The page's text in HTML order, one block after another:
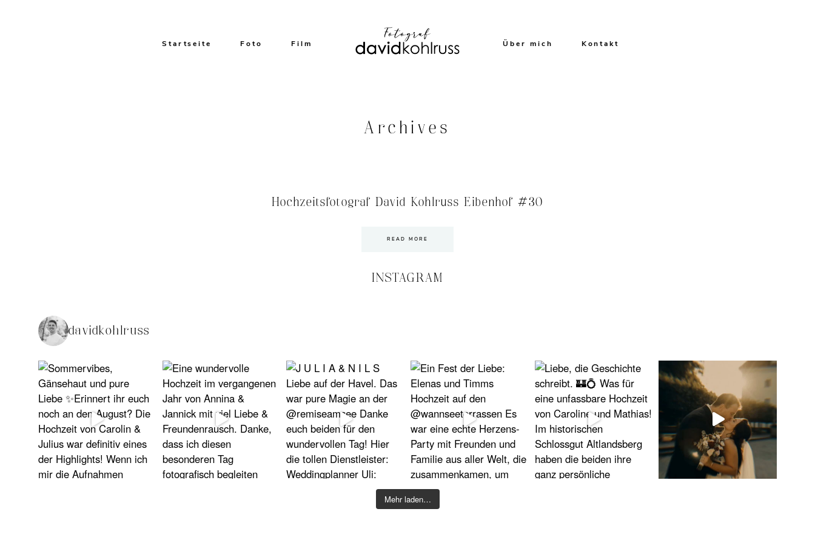
Startseite Foto Film Über mich Kontakt
Archives
Hochzeitsfotograf David Kohlruss Eibenhof #30
READ MORE
INSTAGRAM
davidkohlruss
Mehr laden…